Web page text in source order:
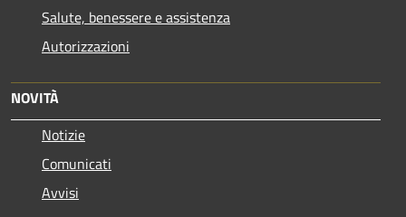
Salute, benessere e assistenza
Autorizzazioni
NOVITÀ
Notizie
Comunicati
Avvisi